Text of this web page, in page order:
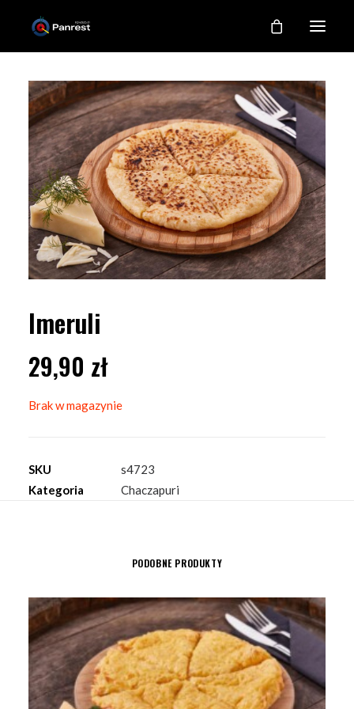
RESTAURACJA
O NAS
NASZE KUCHNIE
GALERIA
KONTAKT
MOJE KONTO
Imeruli
29,90 zł
Brak w magazynie
SKU
s4723
Kategoria
Chaczapuri
PODOBNE PRODUKTY